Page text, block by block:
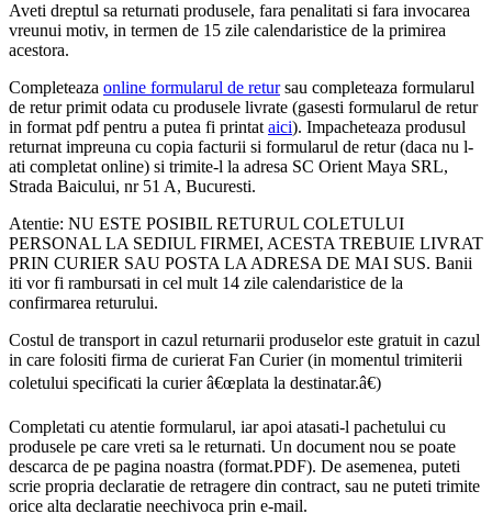
Aveti dreptul sa returnati produsele, fara penalitati si fara invocarea
vreunui motiv, in termen de 15 zile calendaristice de la primirea
acestora.
Completeaza online formularul de retursau completeaza formularul
de retur primit odata cu produsele livrate (gasesti formularul de retur
in format pdf pentru a putea fi printataici). Impacheteaza produsul
returnat impreuna cu copia facturii si formularul de retur (daca nu l-
ati completat online) si trimite-l la adresa SC Orient Maya SRL,
Strada Baicului, nr 51 A, Bucuresti.
Atentie: NU ESTE POSIBIL RETURUL COLETULUI
PERSONAL LA SEDIUL FIRMEI, ACESTA TREBUIE LIVRAT
PRIN CURIER SAU POSTA LA ADRESA DE MAI SUS. Banii
iti vor fi rambursati in cel mult 14 zile calendaristice de la
confirmarea returului.
Costul de transport in cazul returnarii produselor este gratuit in cazul
in care folositi firma de curierat Fan Curier (in momentul trimiterii
coletului specificati la curier â€œplata la destinatar.â€)
Completati cu atentie formularul, iar apoi atasati-l pachetului cu
produsele pe care vreti sa le returnati. Un document nou se poate
descarca de pe pagina noastra (format.PDF). De asemenea, puteti
scrie propria declaratie de retragere din contract, sau ne puteti trimite
orice alta declaratie neechivoca prin e-mail.